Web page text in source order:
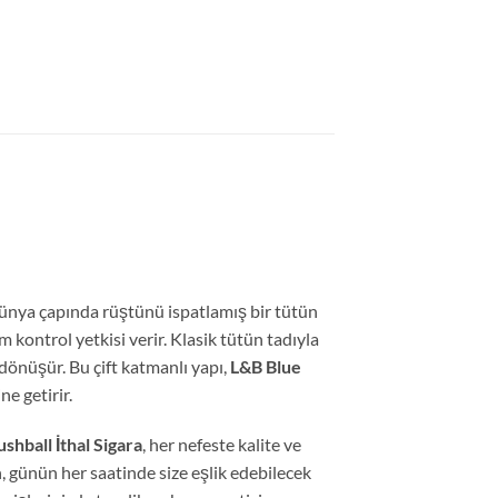
çapında rüştünü ispatlamış bir tütün
kontrol yetkisi verir. Klasik tütün tadıyla
Bu çift katmanlı yapı, L&B Blue
getirir.
İthal Sigara, her nefeste kalite ve
günün her saatinde size eşlik edebilecek